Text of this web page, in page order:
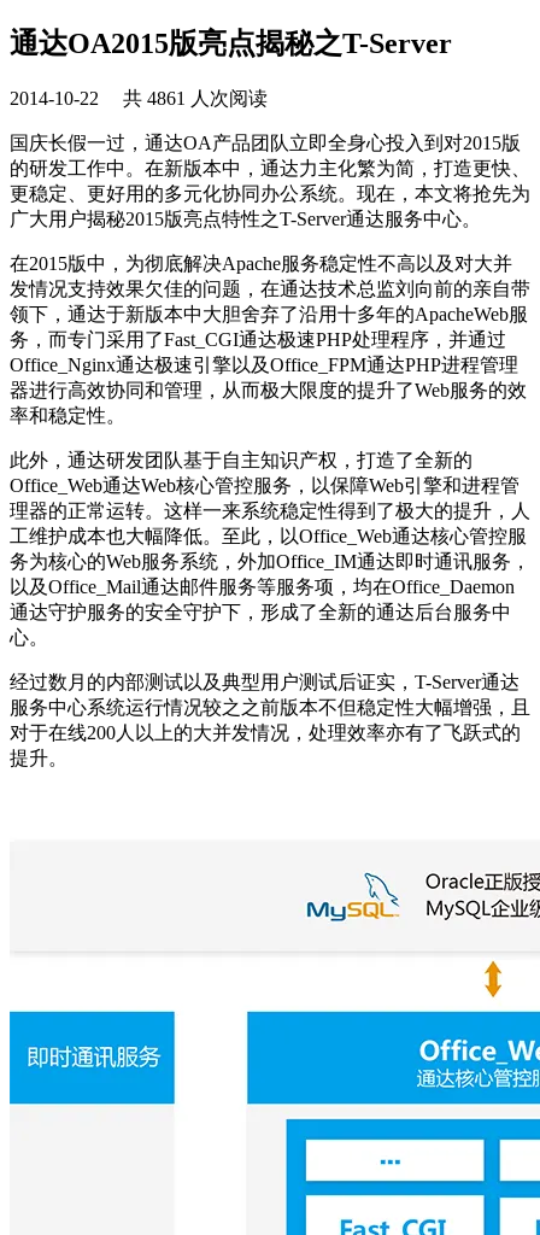
通达OA2015版亮点揭秘之T-Server
2014-10-22 共 4861 人次阅读
国庆长假一过，通达OA产品团队立即全身心投入到对2015版
的研发工作中。在新版本中，通达力主化繁为简，打造更快、
更稳定、更好用的多元化协同办公系统。现在，本文将抢先为
广大用户揭秘2015版亮点特性之T-Server通达服务中心。
在2015版中，为彻底解决Apache服务稳定性不高以及对大并
发情况支持效果欠佳的问题，在通达技术总监刘向前的亲自带
领下，通达于新版本中大胆舍弃了沿用十多年的ApacheWeb服
务，而专门采用了Fast_CGI通达极速PHP处理程序，并通过
Office_Nginx通达极速引擎以及Office_FPM通达PHP进程管理
器进行高效协同和管理，从而极大限度的提升了Web服务的效
率和稳定性。
此外，通达研发团队基于自主知识产权，打造了全新的
Office_Web通达Web核心管控服务，以保障Web引擎和进程管
理器的正常运转。这样一来系统稳定性得到了极大的提升，人
工维护成本也大幅降低。至此，以Office_Web通达核心管控服
务为核心的Web服务系统，外加Office_IM通达即时通讯服务，
以及Office_Mail通达邮件服务等服务项，均在Office_Daemon
通达守护服务的安全守护下，形成了全新的通达后台服务中
心。
经过数月的内部测试以及典型用户测试后证实，T-Server通达
服务中心系统运行情况较之之前版本不但稳定性大幅增强，且
对于在线200人以上的大并发情况，处理效率亦有了飞跃式的
提升。